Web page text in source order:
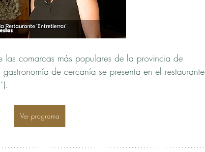
las comarcas más populares de la provincia de
de cercanía se presenta en el restaurante
Ver programa